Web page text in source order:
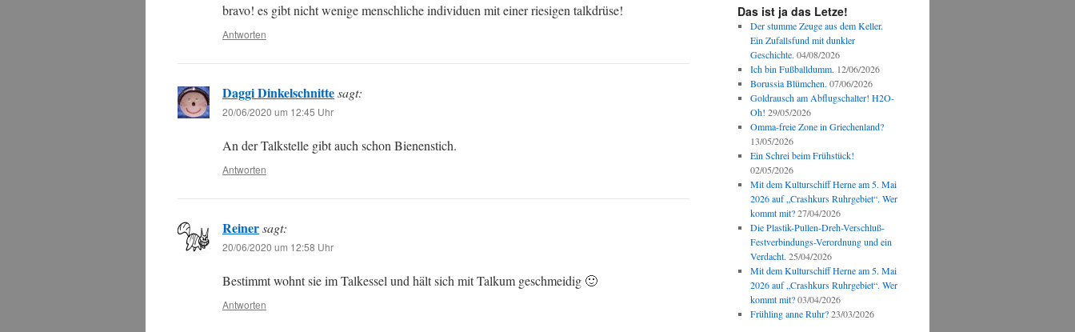
bravo! es gibt nicht wenige menschliche individuen mit einer riesigen talkdrüse!
Antworten
Daggi Dinkelschnittesagt:
20/06/2020 um 12:45 Uhr
An der Talkstelle gibt auch schon Bienenstich.
Antworten
Reinersagt:
20/06/2020 um 12:58 Uhr
Bestimmt wohnt sie im Talkessel und hält sich mit Talkum geschmeidig 🙂
Antworten
Das ist ja das Letze!
Der stumme Zeuge aus dem Keller.
Ein Zufallsfund mit dunkler
Geschichte. 04/08/2026
Ich bin Fußballdumm. 12/06/2026
Borussia Blümchen. 07/06/2026
Goldrausch am Abflugschalter! H2O-
Oh! 29/05/2026
Omma-freie Zone in Griechenland?
13/05/2026
Ein Schrei beim Frühstück!
02/05/2026
Mit dem Kulturschiff Herne am 5. Mai
2026 auf „Crashkurs Ruhrgebiet“. Wer
kommt mit? 27/04/2026
Die Plastik-Pullen-Dreh-Verschluß-
Festverbindungs-Verordnung und ein
Verdacht. 25/04/2026
Mit dem Kulturschiff Herne am 5. Mai
2026 auf „Crashkurs Ruhrgebiet“. Wer
kommt mit? 03/04/2026
Frühling anne Ruhr? 23/03/2026